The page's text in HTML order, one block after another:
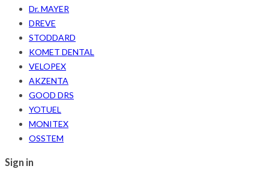
Dr. MAYER
DREVE
STODDARD
KOMET DENTAL
VELOPEX
AKZENTA
GOOD DRS
YOTUEL
MONITEX
OSSTEM
Sign in